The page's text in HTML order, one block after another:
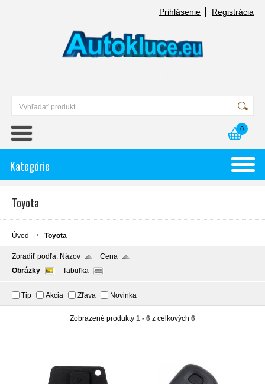
Prihlásenie Registrácia
0
Kategórie
Toyota
Úvod Toyota
Zoradiť podľa: Názov
Cena
Obrázky
Tabuľka
Tip Akcia Zľava Novinka
Zobrazené produkty 1 - 6 z celkových 6